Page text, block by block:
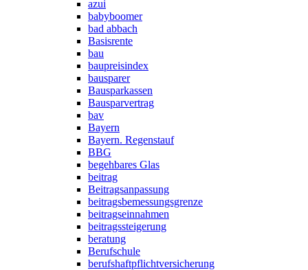
azui
babyboomer
bad abbach
Basisrente
bau
baupreisindex
bausparer
Bausparkassen
Bausparvertrag
bav
Bayern
Bayern. Regenstauf
BBG
begehbares Glas
beitrag
Beitragsanpassung
beitragsbemessungsgrenze
beitragseinnahmen
beitragssteigerung
beratung
Berufschule
berufshaftpflichtversicherung